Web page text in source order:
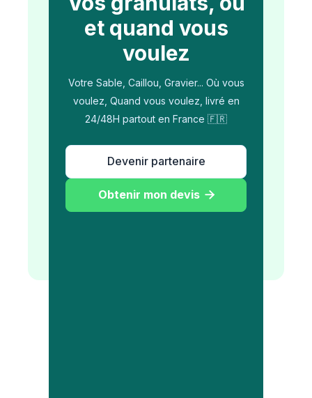
et quand vous
voulez
Votre Sable, Caillou, Gravier... Où vous
voulez, Quand vous voulez, livré en
24/48H partout en France 🇫🇷
Devenir partenaire
Obtenir mon devis 